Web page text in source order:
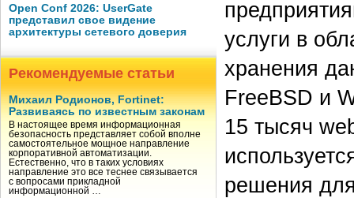
Open Conf 2026: UserGate
представил свое видение
архитектуры сетевого доверия
Рекомендуемые статьи
Михаил Родионов, Fortinet:
Развиваясь по известным законам
В настоящее время информационная
безопасность представляет собой вполне
самостоятельное мощное направление
корпоративной автоматизации.
Естественно, что в таких условиях
направление это все теснее связывается
с вопросами прикладной
информационной …
услуги в
хранения
FreeBSD и
15 тысяч
решения